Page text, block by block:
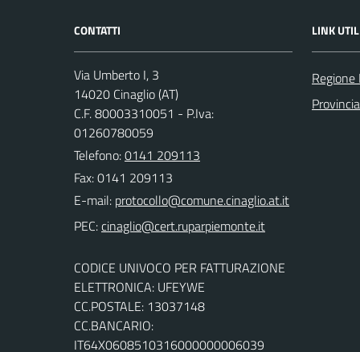
CONTATTI
Via Umberto I, 3
14020 Cinaglio (AT)
C.F. 80003310051 - P.Iva:
01260780059
Telefono:0141 209113
Fax: 0141 209113
E-mail:
PEC:
CODICE UNIVOCO PER FATTURAZIONE
ELETTRONICA: UFEYWE
CC.POSTALE: 13037148
CC.BANCARIO:
IT64X0608510316000000006039
LINK